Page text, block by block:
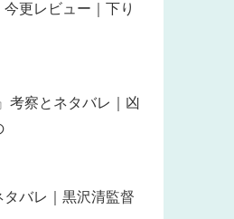
今更レビュー｜下り
考察とネタバレ｜凶
バレ｜黒沢清監督